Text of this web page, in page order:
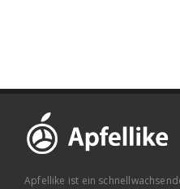
Apfellike ist ein